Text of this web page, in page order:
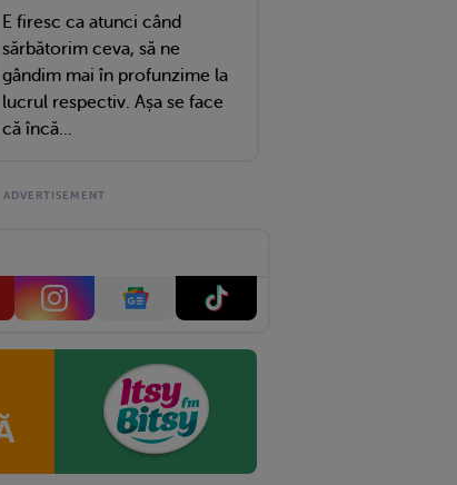
E firesc ca atunci când
sărbătorim ceva, să ne
gândim mai în profunzime la
lucrul respectiv. Așa se face
că încă...